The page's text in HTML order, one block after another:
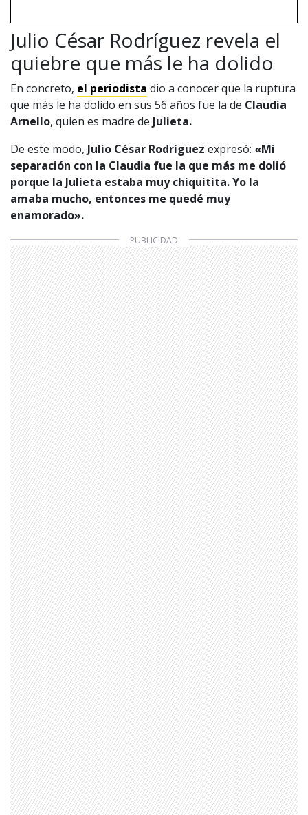
Julio César Rodríguez revela el
quiebre que más le ha dolido
En concreto, el periodista dio a conocer que la ruptura
que más le ha dolido en sus 56 años fue la de Claudia
Arnello, quien es madre de Julieta.
De este modo, Julio César Rodríguez expresó: «Mi
separación con la Claudia fue la que más me dolió
porque la Julieta estaba muy chiquitita. Yo la
amaba mucho, entonces me quedé muy
enamorado».